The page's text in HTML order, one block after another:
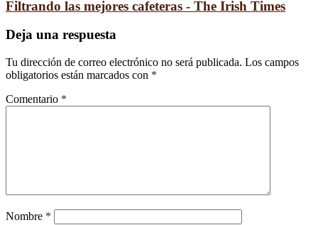
Filtrando las mejores cafeteras - The Irish Times
Deja una respuesta
Tu dirección de correo electrónico no será publicada. Los campos
obligatorios están marcados con *
Comentario *
Nombre *